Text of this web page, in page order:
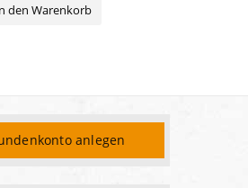
den Warenkorb
anlegen